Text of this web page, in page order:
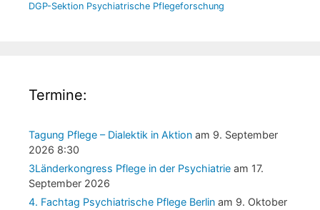
DGP-Sektion Psychiatrische Pflegeforschung
Termine:
Tagung Pflege – Dialektik in Aktion am 9. September
2026 8:30
3Länderkongress Pflege in der Psychiatrie am 17.
September 2026
4. Fachtag Psychiatrische Pflege Berlin am 9. Oktober